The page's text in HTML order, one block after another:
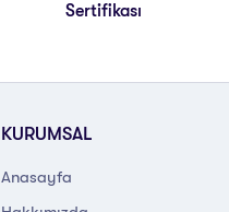
Sertifikası
KURUMSAL
Anasayfa